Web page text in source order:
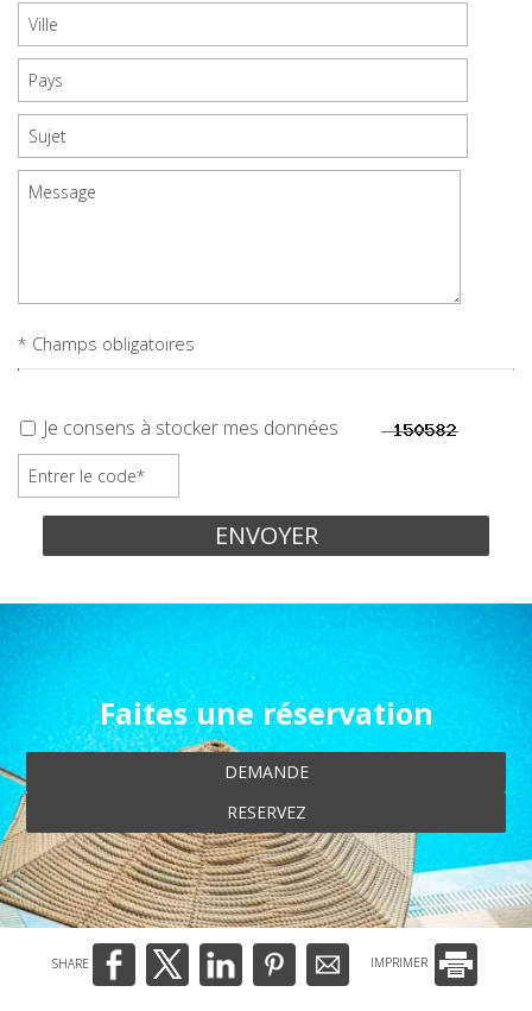
* Champs obligatoires
Je consens à stocker mes données
ENVOYER
Faites une réservation
DEMANDE
RESERVEZ
SHARE IMPRIMER